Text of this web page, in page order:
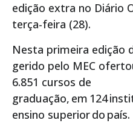
edição extra no Diário
terça-feira (28).
Nesta primeira edição
gerido pelo MEC
6.851 cursos de
graduação, em 124
ensino superior do país.